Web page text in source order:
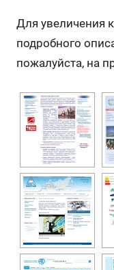
Для увеличения
подробного
пожалуйста, на